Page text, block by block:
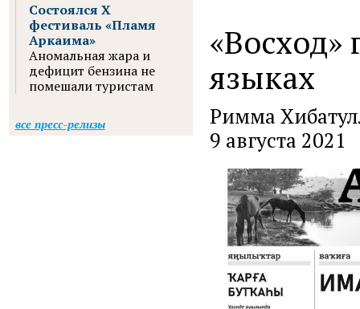
«Восход»
языках
Римма
9 августа 2021
Состоялся X
фестиваль «Пламя
Аркаима»
Аномальная жара и
дефицит бензина не
помешали туристам
все пресс-релизы